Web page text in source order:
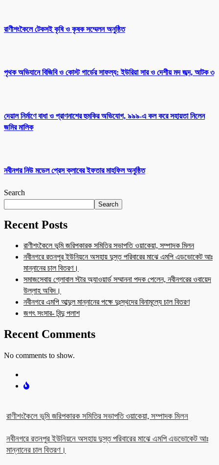
রাণীশংকৈলে টেকসই কৃষি ও কৃষক সম্মেলন অনুষ্ঠিত
পৃথক অভিযানে বিজিবি ও কোস্ট গার্ডের সাফল্য: ইউরিয়া সার ও দেশীয় মদ জব্দ, আটক ৩
দেয়াল নির্মাণে বাধা ও প্রাণনাশের হুমকির অভিযোগ, ৯৯৯-এ কল করে সহায়তা নিলেন
জমির মালিক
নবীনগর নিউ মডেল প্রেস ক্লাবের ইফতার মাহফিল অনুষ্ঠিত
Search
Search
Recent Posts
রাণীশংকৈলে ভূমি জরিপকারক সমিতির সভাপতি ওয়াকেয়া, সম্পাদক মিলন
নবীনগরে রতনপুর ইউনিয়নে অসহায় দুস্ত পরিবারের মাঝে এমপি এডভোকেট আঃ
মান্নানের চাল বিতরণ।
সমাজসেবায় গ্লোবাল স্টার অ্যাওয়ার্ড সম্মাননা পদক পেলেন, নবীনগরের ওবায়েদ
উল্লাহ অবিদ।
নবীনগরে এমপি আব্দুল মান্নানের পক্ষে দুঃস্থদের বিনামূল্যে চাল বিতরণ
জগৎ সংসার- বিন্দু পলাশ
Recent Comments
No comments to show.
রাণীশংকৈলে ভূমি জরিপকারক সমিতির সভাপতি ওয়াকেয়া, সম্পাদক মিলন
নবীনগরে রতনপুর ইউনিয়নে অসহায় দুস্ত পরিবারের মাঝে এমপি এডভোকেট আঃ
মান্নানের চাল বিতরণ।